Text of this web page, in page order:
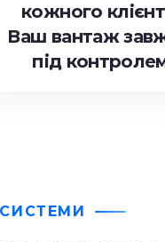
кожного
Ваш вантаж
під